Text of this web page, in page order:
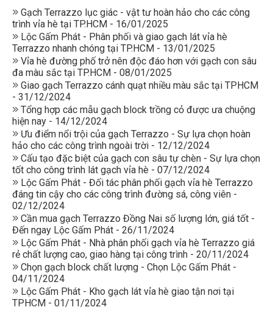
Gạch Terrazzo lục giác - vật tư hoàn hảo cho các công
trình vỉa hè tại TP.HCM - 16/01/2025
Lộc Gấm Phát - Phân phối và giao gạch lát vỉa hè
Terrazzo nhanh chóng tại TP.HCM - 13/01/2025
Vỉa hè đường phố trở nên độc đáo hơn với gạch con sâu
đa màu sắc tại TP.HCM - 08/01/2025
Giao gạch Terrazzo cánh quạt nhiều màu sắc tại TPHCM
- 31/12/2024
Tổng hợp các mẫu gạch block trồng cỏ được ưa chuộng
hiện nay - 14/12/2024
Ưu điểm nổi trội của gạch Terrazzo - Sự lựa chọn hoàn
hảo cho các công trình ngoài trời - 12/12/2024
Cấu tạo đặc biệt của gạch con sâu tự chèn - Sự lựa chọn
tốt cho công trình lát gạch vỉa hè - 07/12/2024
Lộc Gấm Phát - Đối tác phân phối gạch vỉa hè Terrazzo
đáng tin cậy cho các công trình đường sá, công viên -
02/12/2024
Cần mua gạch Terrazzo Đồng Nai số lượng lớn, giá tốt -
Đến ngay Lộc Gấm Phát - 26/11/2024
Lộc Gấm Phát - Nhà phân phối gạch vỉa hè Terrazzo giá
rẻ chất lượng cao, giao hàng tại công trình - 20/11/2024
Chọn gạch block chất lượng - Chọn Lộc Gấm Phát -
04/11/2024
Lộc Gấm Phát - Kho gạch lát vỉa hè giao tận nơi tại
TPHCM - 01/11/2024